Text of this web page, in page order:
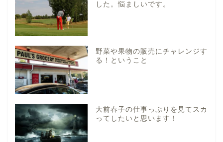
した。悩ましいです。
野菜や果物の販売にチャレンジす
る！ということ
大前春子の仕事っぷりを見てスカ
ってしたいと思います！